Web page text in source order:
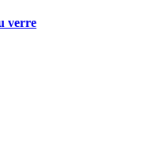
verre